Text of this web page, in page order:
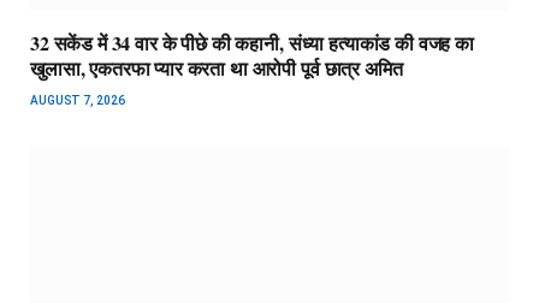
32 सकेंड में 34 वार के पीछे की कहानी, संध्या हत्याकांड की वजह का
खुलासा, एकतरफा प्यार करता था आरोपी पूर्व छात्र अमित
AUGUST 7, 2026